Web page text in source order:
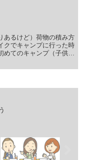
あるけど）荷物の積み方
クでキャンプに行った時
めてのキャンプ（子供の
ったことあり）...